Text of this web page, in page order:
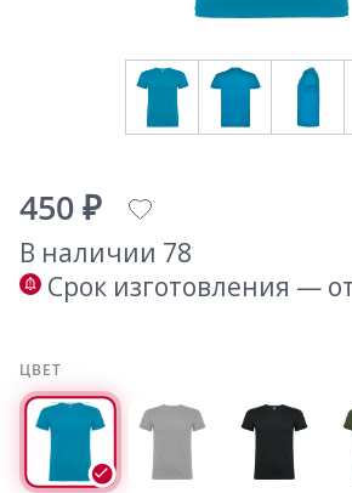
450 ₽
В наличии 78
Срок изготовления —
ЦВЕТ